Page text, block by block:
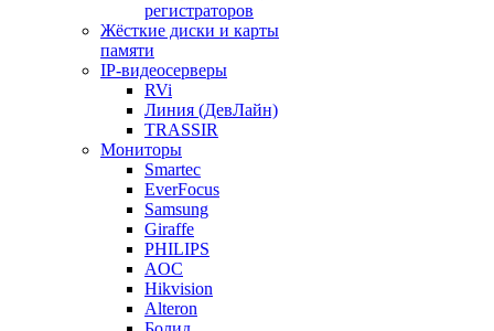
регистраторов
Жёсткие диски и карты
памяти
IP-видеосерверы
RVi
Линия (ДевЛайн)
TRASSIR
Мониторы
Smartec
EverFocus
Samsung
Giraffe
PHILIPS
AOC
Hikvision
Alteron